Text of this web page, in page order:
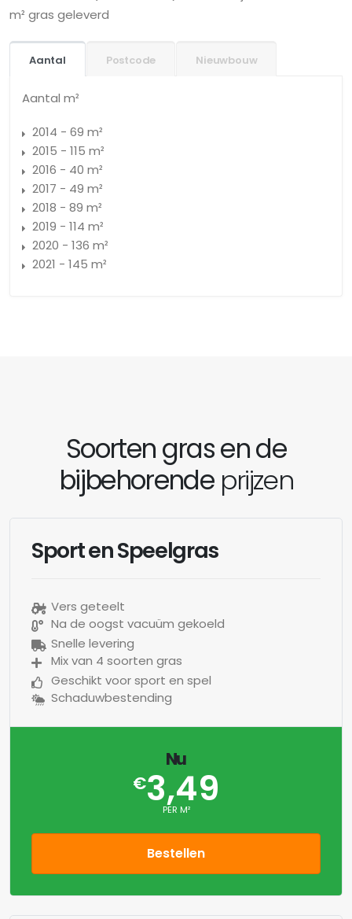
m² gras geleverd
Aantal Postcode Nieuwbouw
Aantal m²
2014 - 69 m²
2015 - 115 m²
2016 - 40 m²
2017 - 49 m²
2018 - 89 m²
2019 - 114 m²
2020 - 136 m²
2021 - 145 m²
Soorten gras en de
bijbehorendeprijzen
Sport en Speelgras
Vers geteelt
Na de oogst vacuüm gekoeld
Snelle levering
Mix van 4 soorten gras
Geschikt voor sport en spel
Schaduwbestending
Nu
€3,49
PER M²
Bestellen